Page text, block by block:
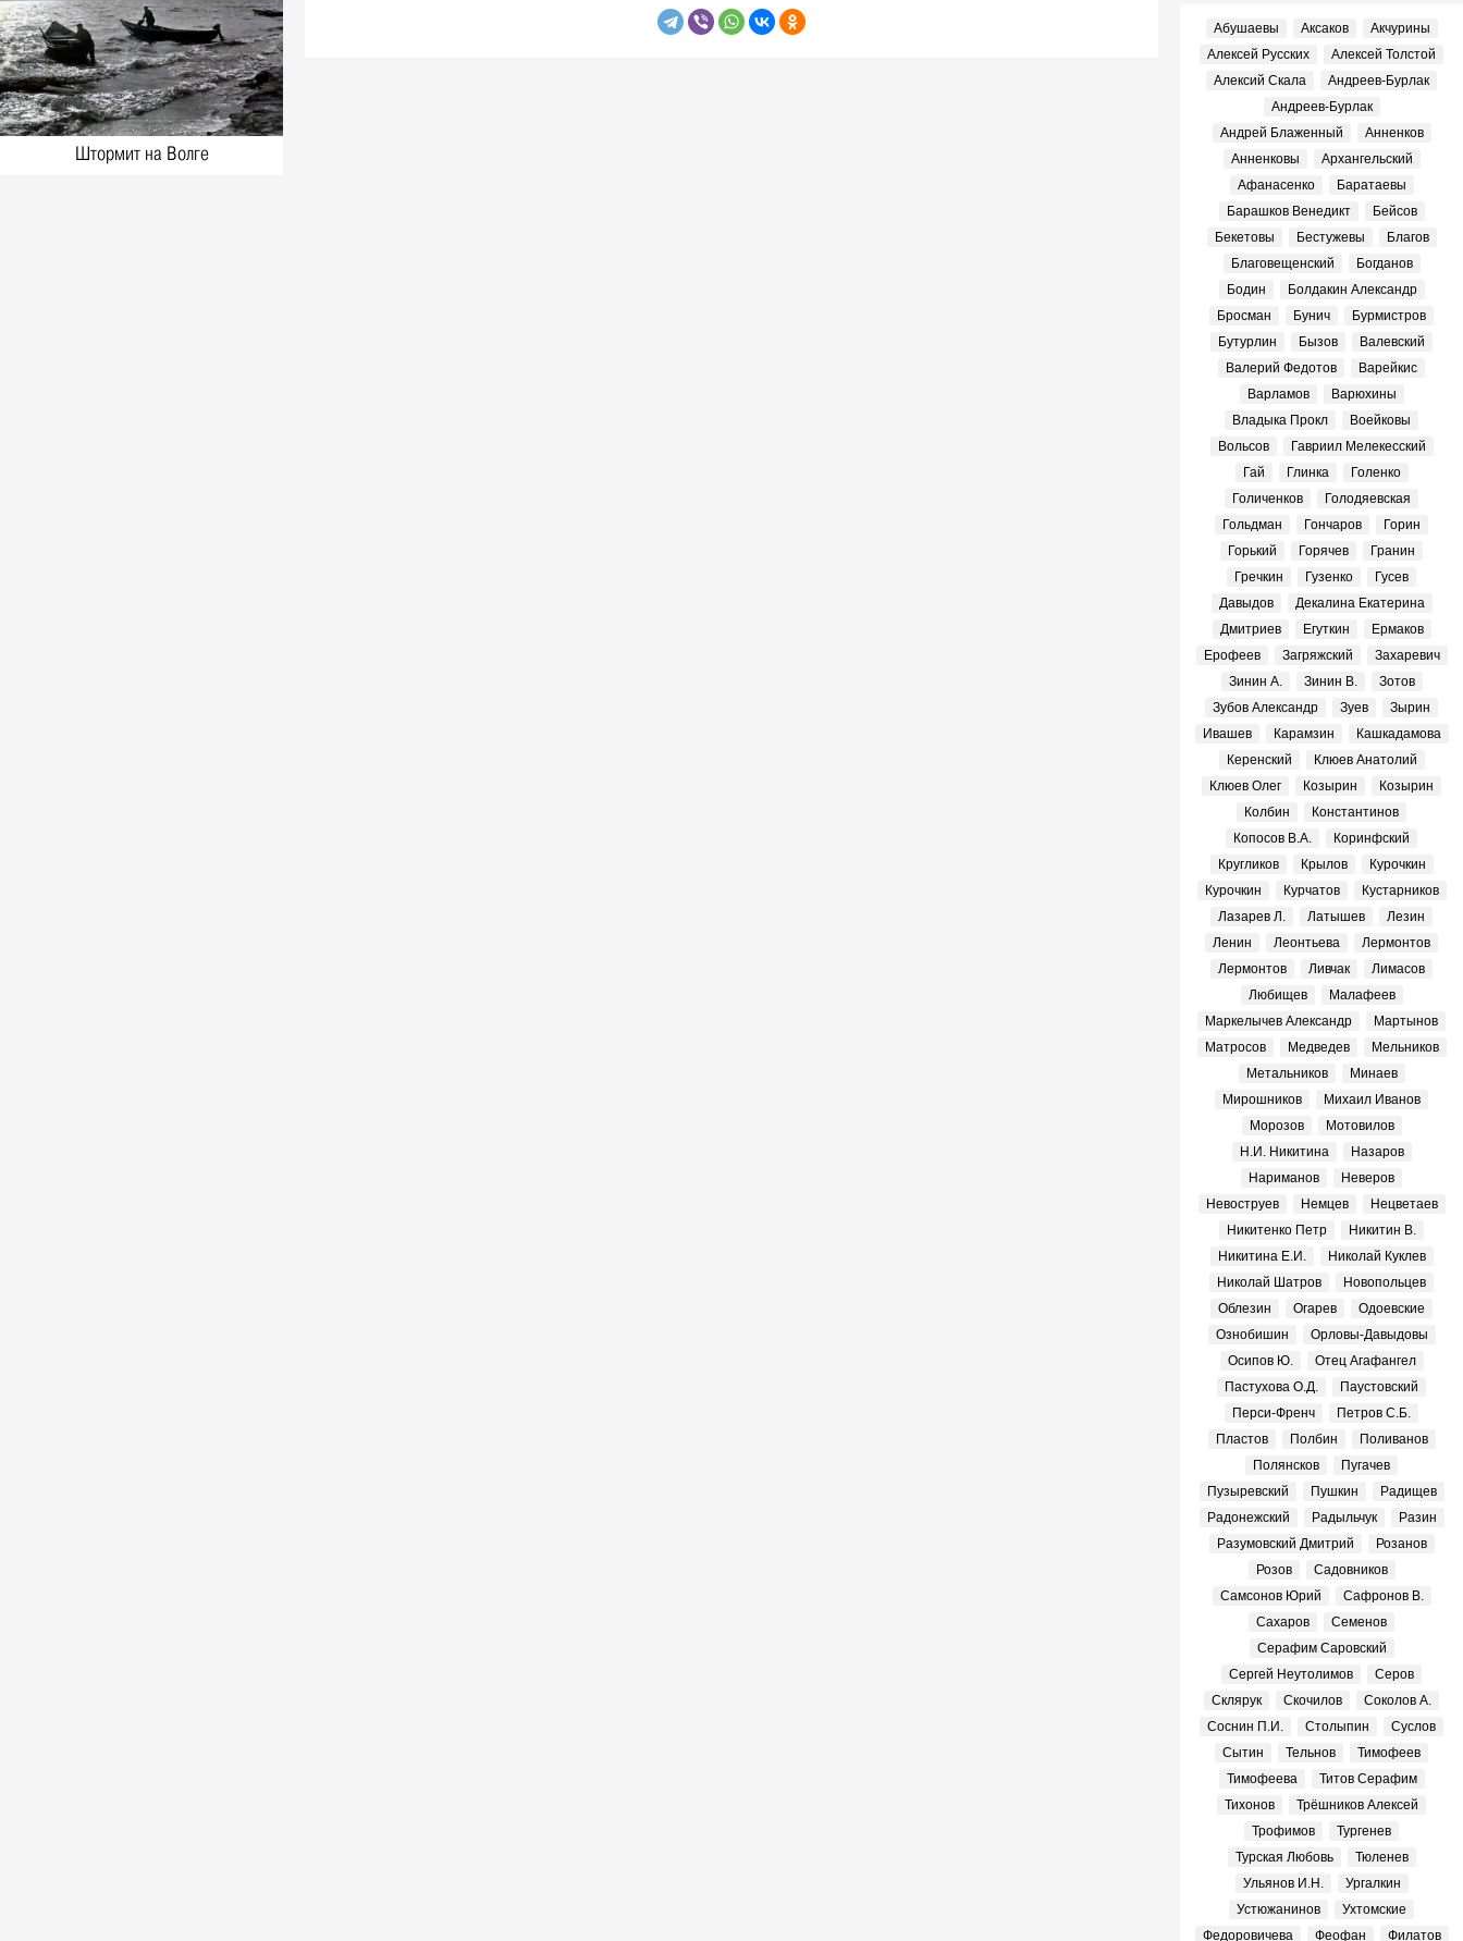
1980-е: соревнования пожарных,
Ульяновская область. Новые
снимки из фотоархива Виктора
Русина
Фото, 30 Апреля 1980
1980-е: посевная, Ульяновская
область. Новые снимки из
Штормит на Волге
Абушаевы Аксаков
Акчурины
Алексей Русских
Алексей Толстой
Алексий Скала
Андреев-Бурлак
Андреев-Бурлак
Андрей Блаженный
Анненков
Анненковы
Архангельский
Афанасенко
Баратаевы
Барашков Венедикт
Бейсов
Бекетовы
Бестужевы
Благов
Благовещенский
Богданов
Бодин
Болдакин Александр
Бросман
Бунич
Бурмистров
Бутурлин
Бызов
Валевский
Валерий Федотов
Варейкис
Варламов
Варюхины
Владыка Прокл
Воейковы
Вольсов
Гавриил Мелекесский
Гай
Глинка
Голенко
Голиченков
Голодяевская
Гольдман
Гончаров
Горин
Горький
Горячев
Гранин
Гречкин
Гузенко
Гусев
Давыдов
Декалина Екатерина
Дмитриев
Егуткин
Ермаков
Ерофеев
Загряжский
Захаревич
Зинин А.
Зинин В.
Зотов
Зубов Александр
Зуев
Зырин
Ивашев
Карамзин
Кашкадамова
Керенский
Клюев Анатолий
Клюев Олег
Козырин
Козырин
Колбин
Константинов
Копосов В.А.
Коринфский
Кругликов
Крылов
Курочкин
Курочкин
Курчатов
Кустарников
Лазарев Л.
Латышев
Лезин
Ленин
Леонтьева
Лермонтов
Лермонтов
Ливчак
Лимасов
Любищев
Малафеев
Маркелычев Александр
Мартынов
Матросов
Медведев
Мельников
Метальников
Минаев
Мирошников
Михаил Иванов
Морозов
Мотовилов
Н.И. Никитина
Назаров
Нариманов
Неверов
Невоструев
Немцев
Нецветаев
Никитенко Петр
Никитин В.
Никитина Е.И.
Николай Куклев
Николай Шатров
Новопольцев
Облезин
Огарев
Одоевские
Ознобишин
Орловы-Давыдовы
Осипов Ю.
Отец Агафангел
Пастухова О.Д.
Паустовский
Перси-Френч
Петров С.Б.
Пластов
Полбин
Поливанов
Полянсков
Пугачев
Пузыревский
Пушкин
Радищев
Радонежский
Радыльчук
Разин
Разумовский Дмитрий
Розанов
Розов
Садовников
Самсонов Юрий
Сафронов В.
Сахаров
Семенов
Серафим Саровский
Сергей Неутолимов
Серов
Склярук
Скочилов
Соколов А.
Соснин П.И.
Столыпин
Суслов
Сытин
Тельнов
Тимофеев
Тимофеева
Титов Серафим
Тихонов
Трёшников Алексей
Трофимов
Тургенев
Турская Любовь
Тюленев
Ульянов И.Н.
Ургалкин
Устюжанинов
Ухтомские
Федоровичева
Феофан Филатов